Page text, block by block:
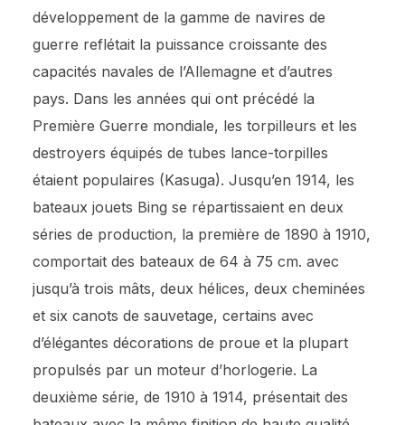
développement de la gamme de navires de
guerre reflétait la puissance croissante des
capacités navales de l’Allemagne et d’autres
pays. Dans les années qui ont précédé la
Première Guerre mondiale, les torpilleurs et les
destroyers équipés de tubes lance-torpilles
étaient populaires (Kasuga). Jusqu’en 1914, les
bateaux jouets Bing se répartissaient en deux
séries de production, la première de 1890 à 1910,
comportait des bateaux de 64 à 75 cm. avec
jusqu’à trois mâts, deux hélices, deux cheminées
et six canots de sauvetage, certains avec
d’élégantes décorations de proue et la plupart
propulsés par un moteur d’horlogerie. La
deuxième série, de 1910 à 1914, présentait des